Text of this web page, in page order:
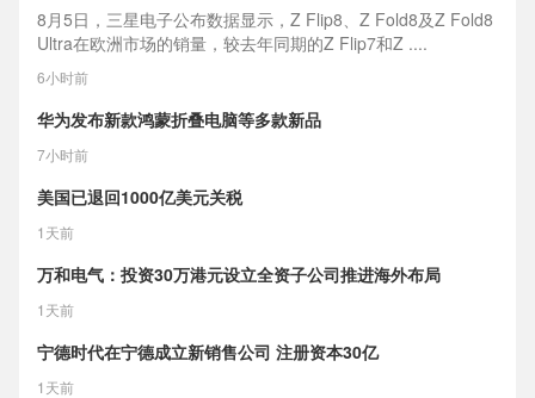
8月5日，三星电子公布数据显示，Z Flip8、Z Fold8及Z Fold8
Ultra在欧洲市场的销量，较去年同期的Z Flip7和Z ....
6小时前
华为发布新款鸿蒙折叠电脑等多款新品
7小时前
美国已退回1000亿美元关税
1天前
万和电气：投资30万港元设立全资子公司推进海外布局
1天前
宁德时代在宁德成立新销售公司 注册资本30亿
1天前